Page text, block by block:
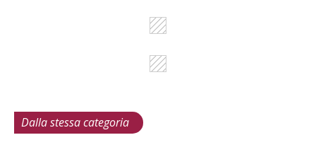
Dalla stessa categoria